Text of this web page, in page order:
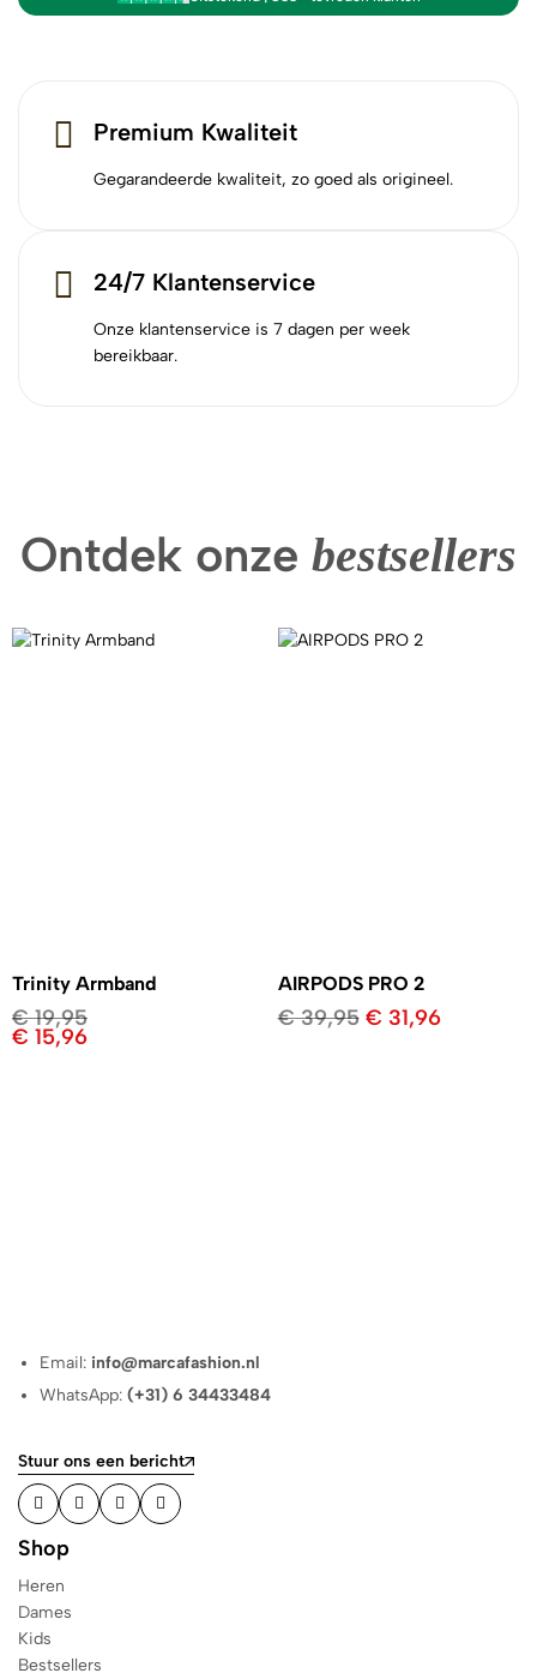
Premium Kwaliteit
Gegarandeerde kwaliteit, zo goed als origineel.
24/7 Klantenservice
Onze klantenservice is 7 dagen per week
bereikbaar.
Ontdek onze bestsellers
Trinity Armband
€19,95
€ 15,96
AIRPODS PRO 2
€39,95 € 31,96
Email: info@marcafashion.nl
WhatsApp:(+31) 6 34433484
Stuur ons een bericht
Shop
Heren
Dames
Kids
Bestsellers